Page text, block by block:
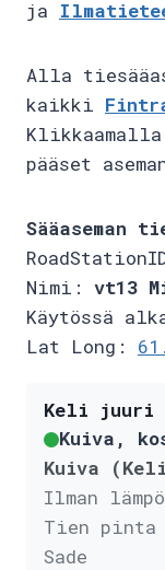
ja
Alla
kaikki
pääset
Sääaseman
Nimi: vt13
Käytössä
Lat Long:
Keli juuri
Kuiva,
Kuiva
Ilman
Tien
Sade